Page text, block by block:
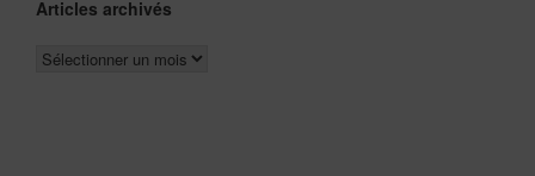
Articles archivés